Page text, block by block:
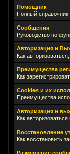
Помощник
Полный справочник
Сообщения
Руководство по
Авторизация и
Как
Преимущества
Как
Cookies и их
Преимущества
Авторизация и
Как
Восстановление
Как восстановить